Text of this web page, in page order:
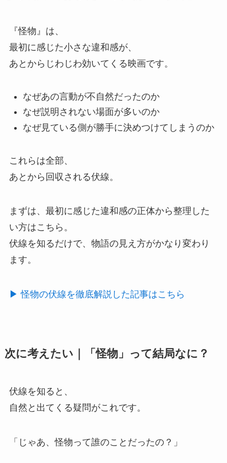
『怪物』は、
最初に感じた小さな違和感が、
あとからじわじわ効いてくる映画です。
なぜあの言動が不自然だったのか
なぜ説明されない場面が多いのか
なぜ見ている側が勝手に決めつけてしまうのか
これらは全部、
あとから回収される伏線。
まずは、最初に感じた違和感の正体から整理した
い方はこちら。
伏線を知るだけで、物語の見え方がかなり変わり
ます。
▶ 怪物の伏線を徹底解説した記事はこちら
次に考えたい｜「怪物」って結局なに？
伏線を知ると、
自然と出てくる疑問がこれです。
「じゃあ、怪物って誰のことだったの？」